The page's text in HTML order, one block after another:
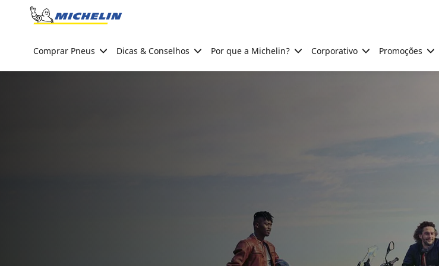
Go to page content
Comprar Pneus Dicas & Conselhos Por que a Michelin? Corporativo Promoções